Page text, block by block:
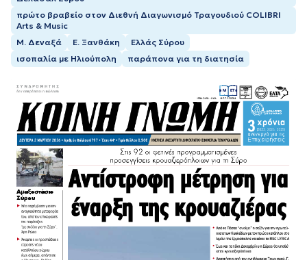
πρώτο βραβείο στον Διεθνή Διαγωνισμό Τραγουδιού COLIBRI
Arts & Music
Μ. Δεναξά
Ε. Ξανθάκη
Ελλάς Σύρου
ισοπαλία με Ηλιούπολη
παράπονα για τη διατησία